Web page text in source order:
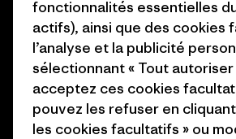
1% For The Planet
Comment nous finançons
Nos magasins
Industry
Patagonia
fonctionnalités essentielles
actifs), ainsi que des cookies
l’analyse et la publicité
sélectionnant « Tout autoriser
acceptez ces cookies
pouvez les refuser en
les cookies facultatifs » ou